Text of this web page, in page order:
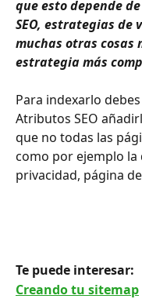
que esto depende
SEO, estrategias
muchas otras cosas
estrategia más
Para indexarlo
Atributos SEO
que no todas las
como por ejemplo la
privacidad, página
Te puede interesar:
Creando tu sitemap